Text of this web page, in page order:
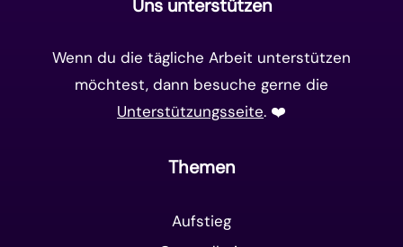
Uns unterstützen
Wenn du die tägliche Arbeit unterstützen
möchtest, dann besuche gerne die
Unterstützungsseite. ❤️️
Themen
Aufstieg